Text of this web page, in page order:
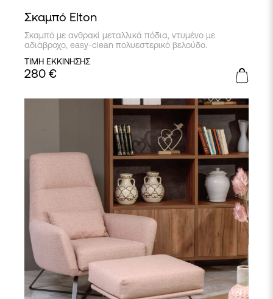
Σκαμπό Elton
Σκαμπό με ανθρακί μεταλλικά πόδια, ντυμένο με
αδιάβροχο, easy-clean πολυεστερικό βελούδο.
ΤΙΜΗ ΕΚΚΙΝΗΣΗΣ
280 €